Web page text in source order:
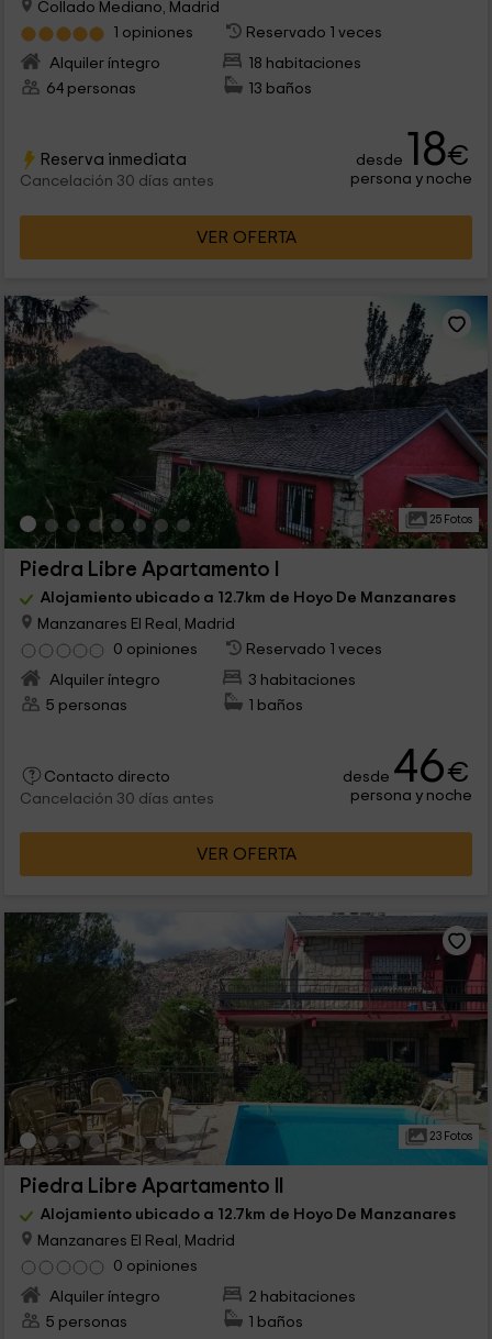
Collado Mediano, Madrid
1 opiniones
Reservado 1 veces
Alquiler íntegro
18 habitaciones
64 personas
13 baños
Reserva inmediata
Cancelación 30 días antes
desde 18€
persona y noche
VER OFERTA
25 Fotos
Piedra Libre Apartamento I
Alojamiento ubicado a 12.7km de Hoyo De Manzanares
Manzanares El Real, Madrid
0 opiniones
Reservado 1 veces
Alquiler íntegro
3 habitaciones
5 personas
1 baños
Contacto directo
Cancelación 30 días antes
desde 46€
persona y noche
VER OFERTA
23 Fotos
Piedra Libre Apartamento II
Alojamiento ubicado a 12.7km de Hoyo De Manzanares
Manzanares El Real, Madrid
0 opiniones
Alquiler íntegro
2 habitaciones
5 personas
1 baños